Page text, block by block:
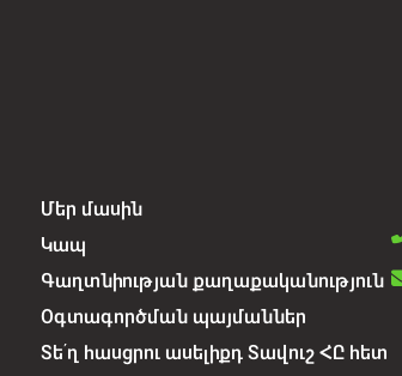
Մեր մասին
Կապ
Գաղտնիության քաղաքականություն
Օգտագործման պայմաններ
Տե՛ղ հասցրու ասելիքդ Տավուշ ՀԸ հետ